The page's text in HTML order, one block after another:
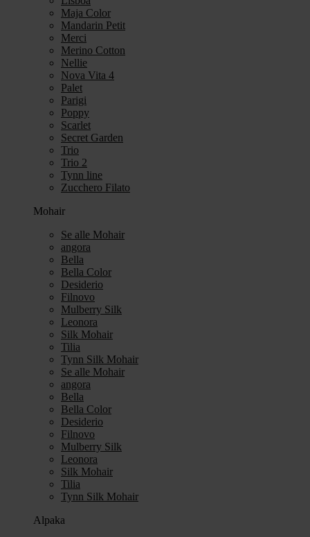
Maja Color
Mandarin Petit
Merci
Merino Cotton
Nellie
Nova Vita 4
Palet
Parigi
Poppy
Scarlet
Secret Garden
Trio
Trio 2
Tynn line
Zucchero Filato
Mohair
Se alle Mohair
angora
Bella
Bella Color
Desiderio
Filnovo
Mulberry Silk
Leonora
Silk Mohair
Tilia
Tynn Silk Mohair
Se alle Mohair
angora
Bella
Bella Color
Desiderio
Filnovo
Mulberry Silk
Leonora
Silk Mohair
Tilia
Tynn Silk Mohair
Alpaka